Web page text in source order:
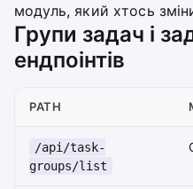
модуль, який хтось
Групи задач і
ендпоінтів
PATH
/api/task-
groups/list